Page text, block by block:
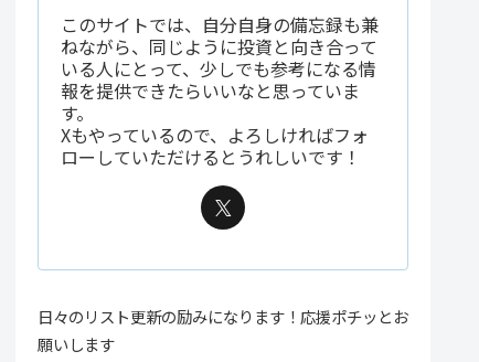
出来高25日
平均比 時価総額 上場区分
833,200 1.34倍 2217.77億円 プライム
5,200 0.90倍 129.18億円 スタンダード
604.05億円
380,700 1.57倍
このサイトでは、自分自身の備忘録も兼
ねながら、同じように投資と向き合って
いる人にとって、少しでも参考になる情
報を提供できたらいいなと思っていま
す。
Xもやっているので、よろしければフォ
ローしていただけるとうれしいです！
日々のリスト更新の励みになります！応援ポチッとお
願いします